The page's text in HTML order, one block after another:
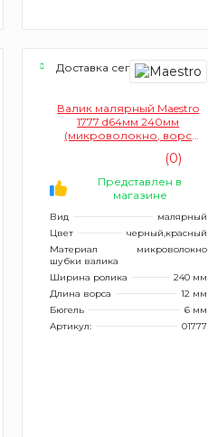
Доставка сегодня
Валик малярный Maestro
1777 d64мм 240мм
(микроволокно, ворс
(0)
Представлен в
магазине
Вид
малярный
Цвет
черный,красный
Материал
шубки валика
микроволокно
Ширина ролика
240 мм
Длина ворса
12 мм
Бюгель
6 мм
Артикул:
01777